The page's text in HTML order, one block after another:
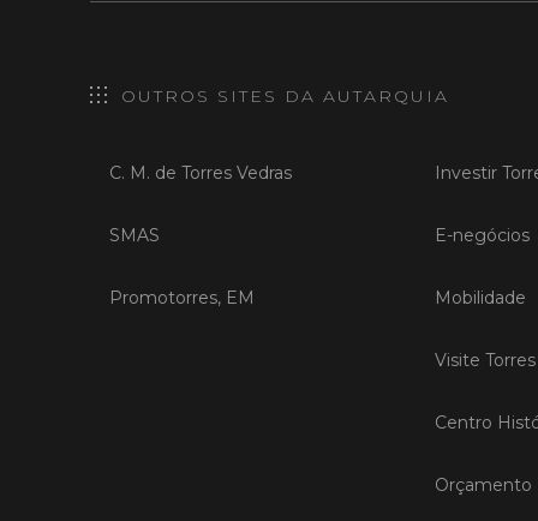
OUTROS SITES DA AUTARQUIA
C. M. de Torres Vedras
SMAS
Promotorres, EM
Investir
E-negócios
Mobilidade
Visite
Centro
Orçamento